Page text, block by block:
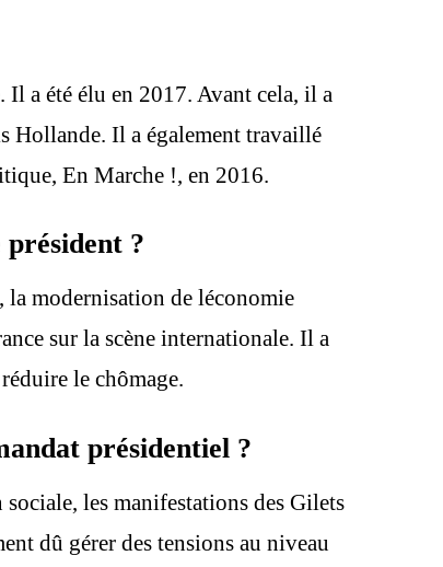
a été élu en 2017. Avant cela, il a
Hollande. Il a également travaillé
En Marche !, en 2016.
?
modernisation de léconomie
sur la scène internationale. Il a
le chômage.
présidentiel ?
les manifestations des Gilets
dû gérer des tensions au niveau